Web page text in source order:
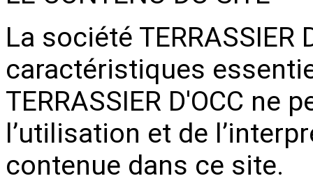
La société TERRASSIER
caractéristiques
TERRASSIER D'OCC ne
l’utilisation et de
contenue dans ce site.